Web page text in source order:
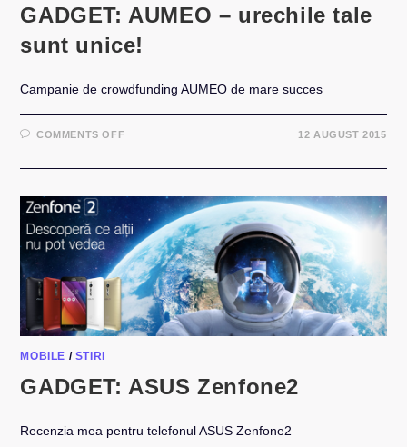
GADGET: AUMEO – urechile tale
sunt unice!
Campanie de crowdfunding AUMEO de mare succes
COMMENTS OFFON
–
SUNT
UNICE!
12 AUGUST 2015
MOBILE / STIRI
GADGET: ASUS Zenfone2
Recenzia mea pentru telefonul ASUS Zenfone2